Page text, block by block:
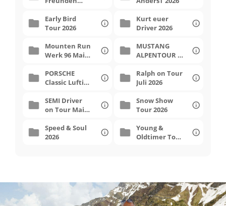
Early Bird
Tour 2026
Kurt euer
Driver 2026
Mounten Run
Werk 96 Mai
MUSTANG
ALPENTOUR 9
PORSCHE
Classic Luftis
Ralph on Tour
Juli 2026
SEMI Driver
on Tour Mai
Snow Show
Tour 2026
Speed & Soul
2026
Young &
Oldtimer Tour